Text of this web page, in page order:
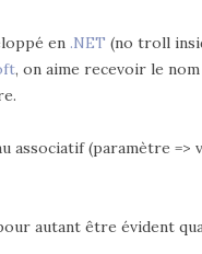
en .NET (no troll
, on aime recevoir le
associatif (paramètre =>
autant être évident